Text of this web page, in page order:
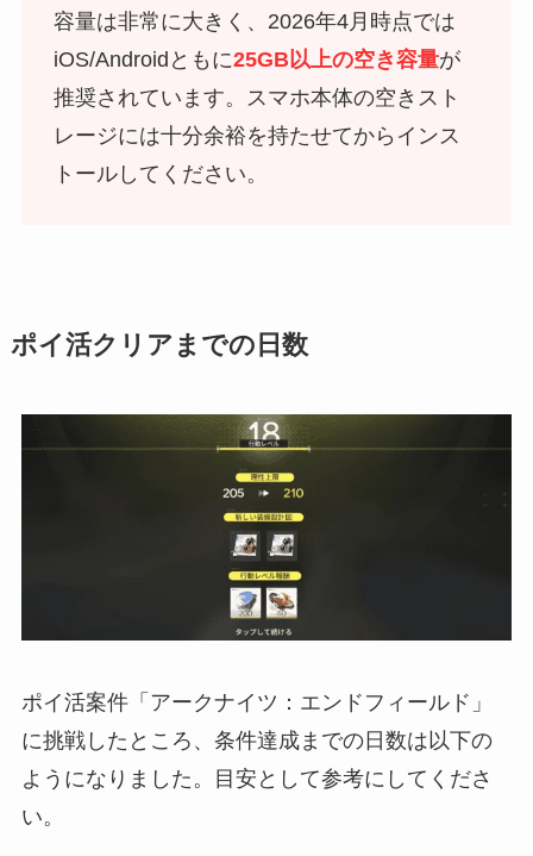
容量は非常に大きく、2026年4月時点では
iOS/Androidともに25GB以上の空き容量が
推奨されています。スマホ本体の空きスト
レージには十分余裕を持たせてからインス
トールしてください。
ポイ活クリアまでの日数
ポイ活案件「アークナイツ：エンドフィールド」
に挑戦したところ、条件達成までの日数は以下の
ようになりました。目安として参考にしてくださ
い。